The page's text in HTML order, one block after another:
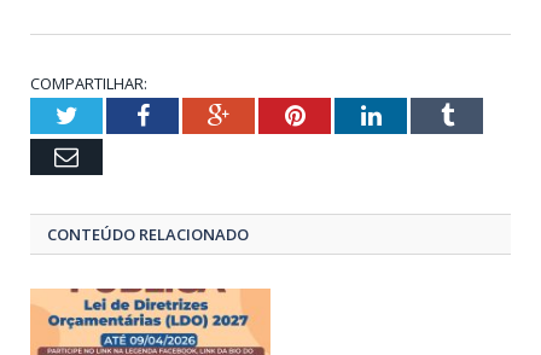
COMPARTILHAR:
TwitterFacebookGoogle+PinterestLinkedInTumblr
Email
CONTEÚDO RELACIONADO